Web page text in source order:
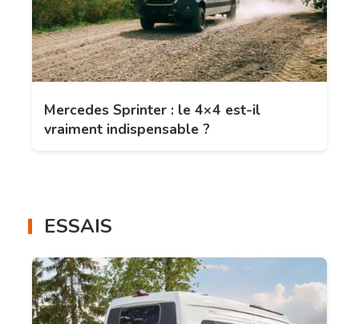
Mercedes Sprinter : le 4×4 est-il
vraiment indispensable ?
ESSAIS